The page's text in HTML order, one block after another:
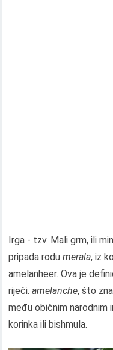
Irga - tzv. Mali grm, ili
pripada rodumerala, iz
amelanheer. Ova je
riječi.amelanche, što
među običnim narodnim
korinka ili bishmula.